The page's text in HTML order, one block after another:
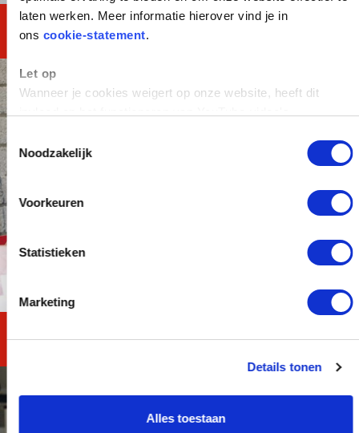
laten werken. Meer informatie hierover vind je in
ons cookie-statement.
Let op
Wanneer je cookies weigert op onze website, heeft dit
Noodzakelijk
Voorkeuren
Statistieken
Marketing
Details tonen
Alles toestaan
MAVO TOTAAL
Reken en Taal TOTAAL